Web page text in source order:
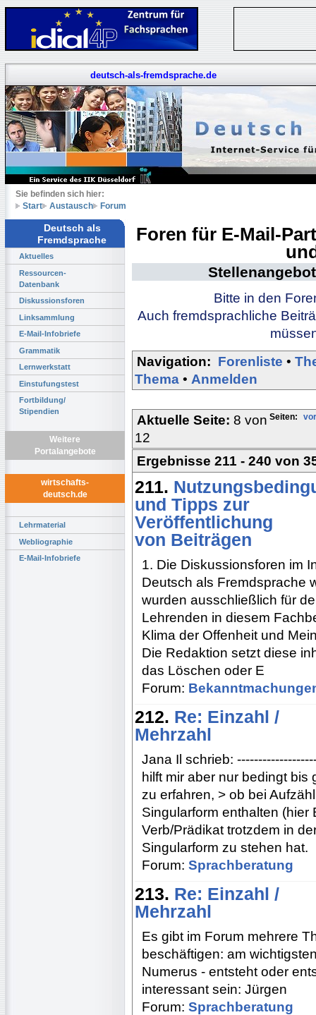
deutsch-als-fremdsprache.de
Sie befinden sich hier:
Start
Austausch Forum
Deutsch als
Fremdsprache
Aktuelles
Ressourcen-
Datenbank
Diskussionsforen
Linksammlung
E-Mail-Infobriefe
Grammatik
Lernwerkstatt
Einstufungstest
Fortbildung/
Stipendien
Weitere
Portalangebote
wirtschafts-
deutsch.de
Lehrmaterial
Webliographie
E-Mail-Infobriefe
Foren für E-Mail-
Bitte in den
Auch fremdsprachliche
Navigation: Forenliste •
Thema • Anmelden
Seiten:
Aktuelle Seite: 8 von
12
Ergebnisse 211 - 240 von
211.
und Tipps zur
Veröffentlichung
von Beiträgen
1. Die Diskussionsforen im
Deutsch als Fremdsprache
wurden ausschließlich für
Lehrenden in diesem
Klima der Offenheit und
Die Redaktion setzt diese
das Löschen oder E
Forum:
212. Re: Einzahl /
Mehrzahl
Jana Il schrieb:
hilft mir aber nur bedingt bis
zu erfahren, > ob bei
Singularform enthalten (hier
Verb/Prädikat trotzdem in
Singularform zu stehen hat.
Forum: Sprachberatung
213. Re: Einzahl /
Mehrzahl
Es gibt im Forum mehrere
beschäftigen: am
Numerus - entsteht oder
interessant sein: Jürgen
Forum: Sprachberatung